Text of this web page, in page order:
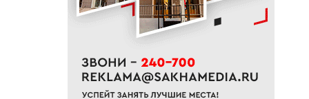
19:00
Авторы проектов «Ты в игре»
проведут спортивные
физкультурника
18:40
Приметы на 8 августа 2026